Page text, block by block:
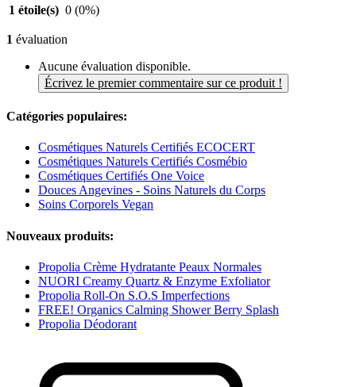
1 étoile(s) 0 (0%)
1 évaluation
Aucune évaluation disponible.
Écrivez le premier commentaire sur ce produit !
Catégories populaires:
Cosmétiques Naturels Certifiés ECOCERT
Cosmétiques Naturels Certifiés Cosmébio
Cosmétiques Certifiés One Voice
Douces Angevines - Soins Naturels du Corps
Soins Corporels Vegan
Nouveaux produits:
Propolia Crème Hydratante Peaux Normales
NUORI Creamy Quartz & Enzyme Exfoliator
Propolia Roll-On S.O.S Imperfections
FREE! Organics Calming Shower Berry Splash
Propolia Déodorant